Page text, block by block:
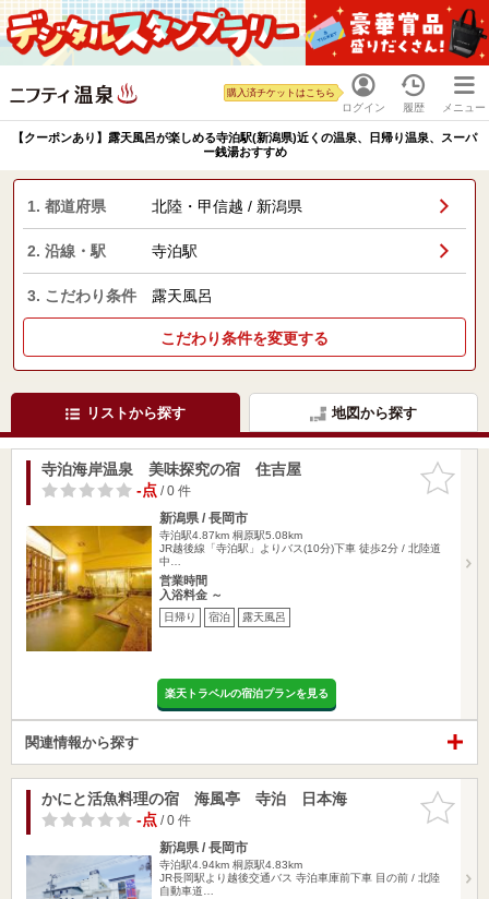
ログイン
購入済チケットはこちら
履歴 メニュー
【クーポンあり】露天風呂が楽しめる寺泊駅(新潟県)近くの温泉、日帰り温泉、スーパ
ー銭湯おすすめ
1. 都道府県 北陸・甲信越 / 新潟県
2. 沿線・駅 寺泊駅
3. こだわり条件 露天風呂
こだわり条件を変更する
リストから探す 地図から探す
お気に入
りに追加
寺泊海岸温泉 美味探究の宿 住吉屋
-点/ 0 件
新潟県 / 長岡市
寺泊駅4.87km 桐原駅5.08km
JR越後線「寺泊駅」よりバス(10分)下車 徒歩2分 / 北陸道
中…
営業時間
入浴料金 ～
日帰り 宿泊 露天風呂
楽天トラベルの宿泊プランを見る
関連情報から探す
お気に入
りに追加
かにと活魚料理の宿 海風亭 寺泊 日本海
-点/ 0 件
新潟県 / 長岡市
寺泊駅4.94km 桐原駅4.83km
JR長岡駅より越後交通バス 寺泊車庫前下車 目の前 / 北陸
自動車道…